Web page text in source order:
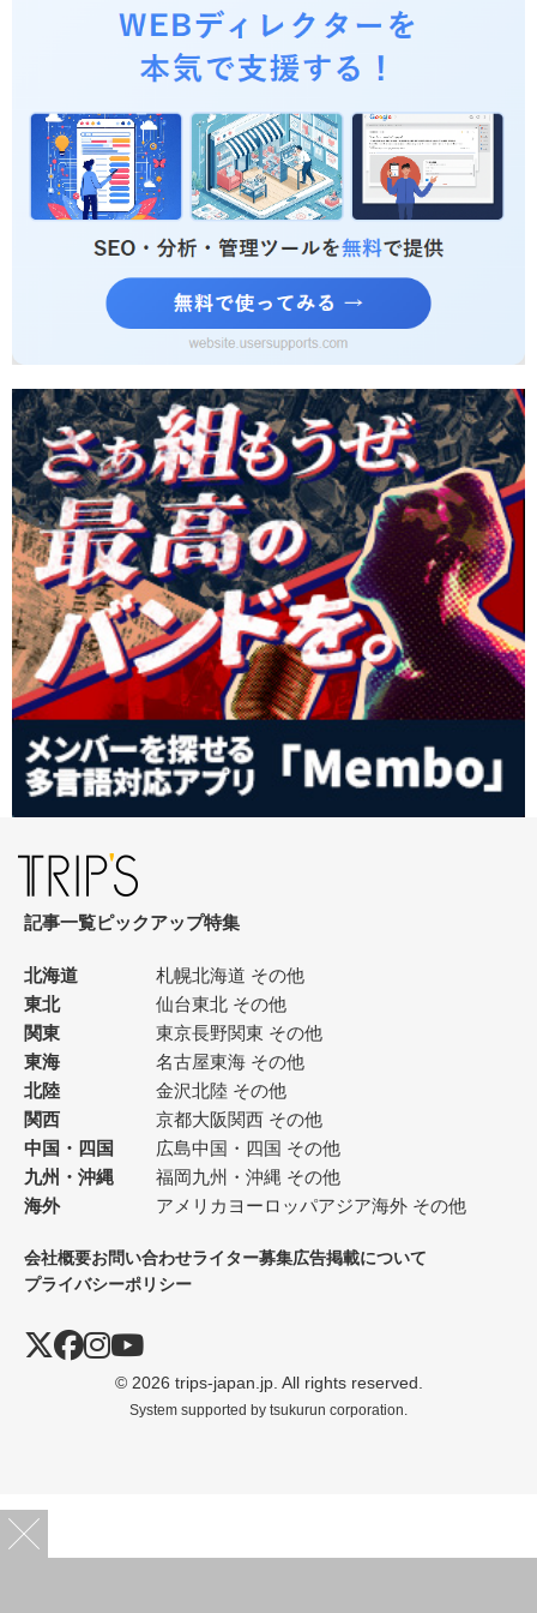
記事一覧ピックアップ特集
北海道 札幌北海道 その他
東北
仙台東北 その他
関東
東京長野関東 その他
東海
名古屋東海 その他
北陸
金沢北陸 その他
関西
京都大阪関西 その他
中国・四国
広島中国・四国 その他
九州・沖縄
福岡九州・沖縄 その他
海外
アメリカ ヨーロッパアジア海外 その他
会社概要お問い合わせライター募集広告掲載について
プライバシーポリシー
© 2026 trips-japan.jp. All rights reserved.
System supported by tsukurun corporation.